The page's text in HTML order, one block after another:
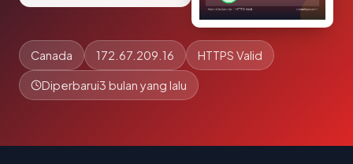
Canada 172.67.209.16 HTTPS Valid
Diperbarui3 bulan yang lalu